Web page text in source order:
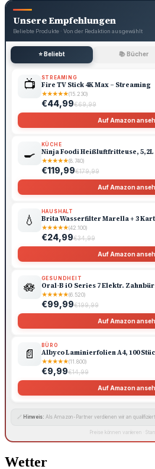
Unsere Empfehlungen
Beliebte Produkte · Von der Redaktion ausgewählt
⭐ Beliebt 📚 Bücher
📺 STREAMING
Fire TV Stick 4K Max – Streaming
★★★★★(15.230)
€44,99€69,99
Auf Amazon
🍳
KÜCHE
Ninja Foodi Heißluftfritteuse, 5,2L
★★★★★(8.740)
€119,99€179,99
Auf Amazon
💧
HAUSHALT
Brita Wasserfilter Marella + 3
★★★★★(42.100)
€24,99€34,99
Auf Amazon
🪷
GESUNDHEIT
Oral-B iO Series 7 Elektr.
★★★★★(6.520)
€99,99€199,99
Auf Amazon
📄
BÜRO
Albyco Laminierfolien A4, 100
★★★★★(11.800)
€9,99€14,99
Auf Amazon
🔗 Hinweis: Als Amazon-Partner verdienen wir an
Preise können variieren ·
Wetter